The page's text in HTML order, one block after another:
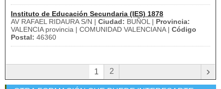
Instituto de Educación Secundaria (IES) 1878
AV RAFAEL RIDAURA S/N | Ciudad: BUÑOL | Provincia:
VALENCIA provincia | COMUNIDAD VALENCIANA | Código
Postal: 46360
1 2 ›